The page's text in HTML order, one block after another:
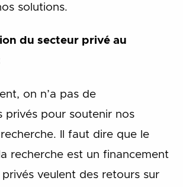
solutions.
du secteur privé au
on n’a pas de
privés pour soutenir nos
Il faut dire que le
recherche est un financement
privés veulent des retours sur